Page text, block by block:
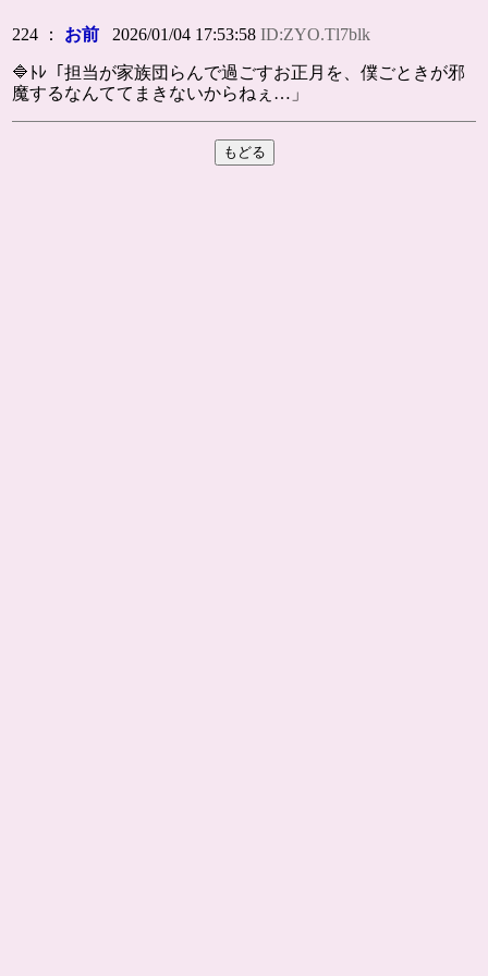
224 ： お前 2026/01/04 17:53:58ID:ZYO.Tl7blk
🔷ﾄﾚ「担当が家族団らんで過ごすお正月を、僕ごときが邪
魔するなんててまきないからねぇ…」